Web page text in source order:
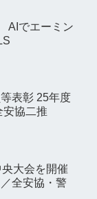
AIでエーミン
表彰 25年度
安協二推
大会を開催
全安協・警